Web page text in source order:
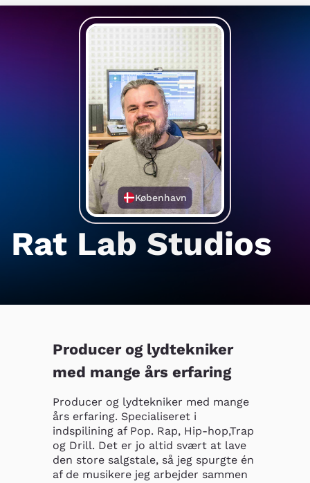
København
Rat Lab Studios
Producer og lydtekniker
med mange års erfaring
Producer og lydtekniker med mange
års erfaring. Specialiseret i
indspilining af Pop. Rap, Hip-hop,Trap
og Drill. Det er jo altid svært at lave
den store salgstale, så jeg spurgte én
af de musikere jeg arbejder sammen